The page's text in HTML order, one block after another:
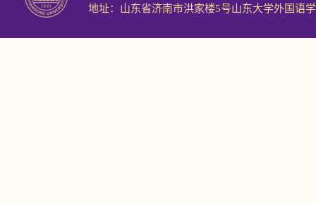
地址：山东省济南市洪家楼5号山东大学外国语